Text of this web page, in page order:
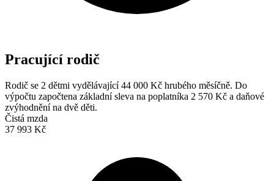
Pracující rodič
Rodič se 2 dětmi vydělávající 44 000 Kč hrubého měsíčně. Do
výpočtu započtena základní sleva na poplatníka 2 570 Kč a daňové
zvýhodnění na dvě děti.
Čistá mzda
37 993 Kč